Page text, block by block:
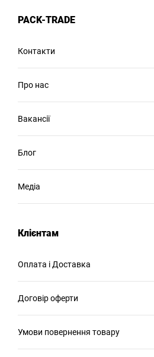
PACK-TRADE
Контакти
Про нас
Вакансії
Блог
Медіа
Клієнтам
Оплата і Доставка
Договір оферти
Умови повернення товару